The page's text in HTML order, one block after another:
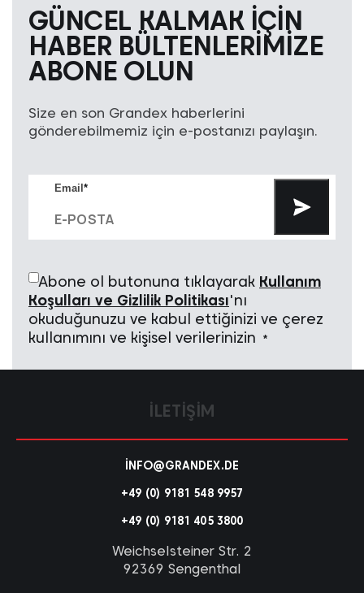
GÜNCEL KALMAK IÇIN
HABER BÜLTENLERIMIZE
ABONE OLUN
Size en son Grandex haberlerini
gönderebilmemiz için e-postanızı paylaşın.
Email*
Abone ol butonuna tıklayarak Kullanım
Koşulları ve Gizlilik Politikası'nı
okuduğunuzu ve kabul ettiğinizi ve çerez
kullanımını ve kişisel verilerinizin
*
İLETIŞIM
INFO@GRANDEX.DE
+49 (0) 9181 548 9957
+49 (0) 9181 405 3800
Weichselsteiner Str. 2
92369 Sengenthal